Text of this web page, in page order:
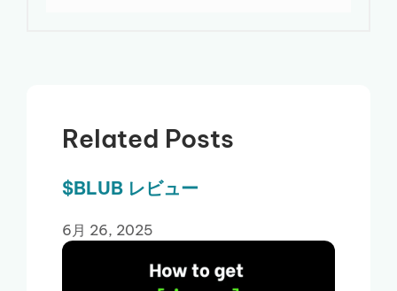
Related Posts
$BLUB レビュー
6月 26, 2025